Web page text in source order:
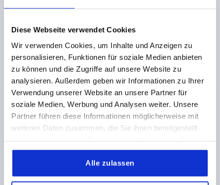
Diese Webseite verwendet Cookies
Wir verwenden Cookies, um Inhalte und Anzeigen zu
personalisieren, Funktionen für soziale Medien anbieten
zu können und die Zugriffe auf unsere Website zu
analysieren. Außerdem geben wir Informationen zu Ihrer
Verwendung unserer Website an unsere Partner für
soziale Medien, Werbung und Analysen weiter. Unsere
Partner führen diese Informationen möglicherweise mit
weiteren Daten zusammen, die Sie ihnen bereitgestellt
gesammelt haben.
Alle zulassen
zzgl. Versandkosten
K2470
ANSCHRAUBBOHRUNG VERDECKT, FORM:B, F1=250,
EDELSTAHL 1.4301 ELEKTROLYTISCH POLIERT
MATERIAL GRUNDKÖRPER=EDELSTAHL